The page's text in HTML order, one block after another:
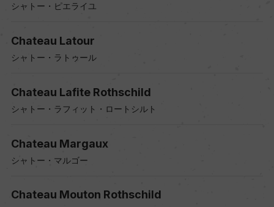
シャトー・ピエライユ
Chateau Latour
シャトー・ラトゥール
Chateau Lafite Rothschild
シャトー・ラフィット・ロートシルト
Chateau Margaux
シャトー・マルゴー
Chateau Mouton Rothschild